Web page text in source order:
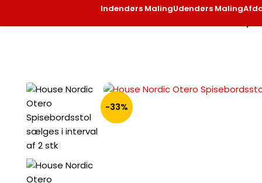
Indendørs MalingUdendørs Maling
-33%